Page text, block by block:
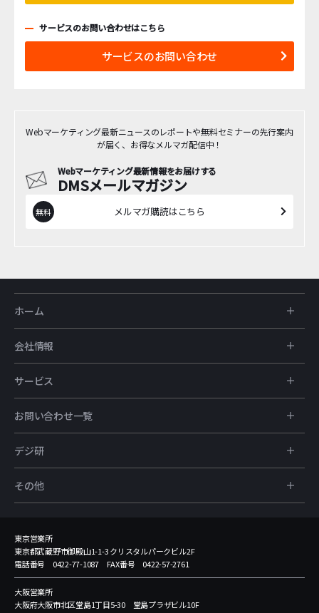
サービスのお問い合わせはこちら
サービスのお問い合わせ
Webマーケティング最新ニュースのレポートや無料セミナーの先行案内
が届く、お得なメルマガ配信中！
Webマーケティング最新情報をお届けする
DMSメールマガジン
メルマガ購読はこちら
ホーム
会社情報
サービス
お問い合わせ一覧
デジ研
その他
東京営業所
東京都武蔵野市御殿山1-1-3 クリスタルパークビル2F
電話番号 0422-77-1087 FAX番号 0422-57-2761
大阪営業所
大阪府大阪市北区堂島1丁目5-30 堂島プラザビル10F